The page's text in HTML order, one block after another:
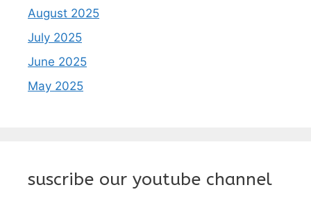
August 2025
July 2025
June 2025
May 2025
suscribe our youtube channel